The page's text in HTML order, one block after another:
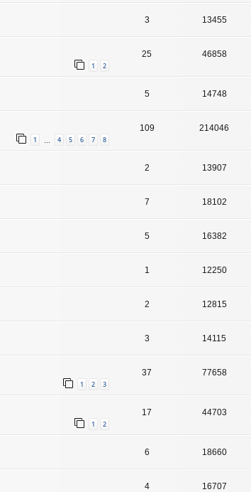
3 13455
1 2
25 46858
5 14748
1 … 4 5 6 7 8
109 214046
2 13907
7 18102
5 16382
1 12250
2 12815
3 14115
1 2 3
37 77658
1 2
17 44703
6 18660
4 16707